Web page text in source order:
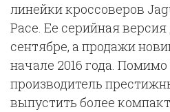
линейки кроссоверов
Pace. Ее серийная
сентябре, а продажи
начале 2016 года.
производитель
выпустить более